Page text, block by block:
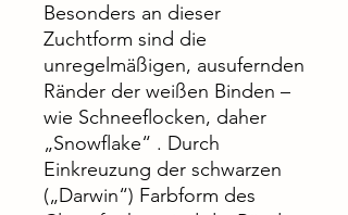
Besonders an dieser
Zuchtform sind die
unregelmäßigen, ausufernden
Ränder der weißen Binden –
wie Schneeflocken, daher
„Snowflake“ . Durch
Einkreuzung der schwarzen
(„Darwin“) Farbform des